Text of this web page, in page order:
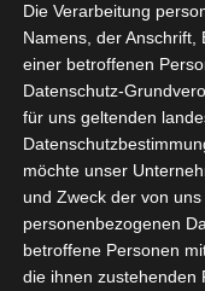
Google Adsenseist
Sie befinden sich
de Redeyef (CSR) –
Die Verarbeitung
Namens, der Anschrift,
einer betroffenen
Datenschutz-
für uns geltenden
möchte unser
und Zweck der von
personenbezogenen
betroffene Personen
die ihnen zustehenden